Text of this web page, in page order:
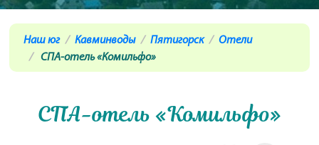
Наш юг Кавминводы Пятигорск
Отели
СПА-отель «Комильфо»
СПА-отель «Комильфо»